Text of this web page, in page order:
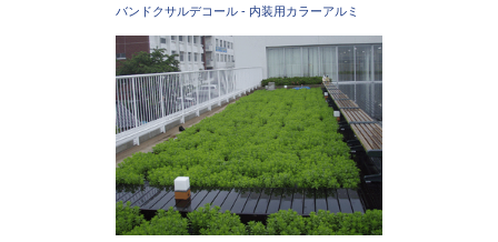
バンドクサルデコール - 内装用カラーアルミ